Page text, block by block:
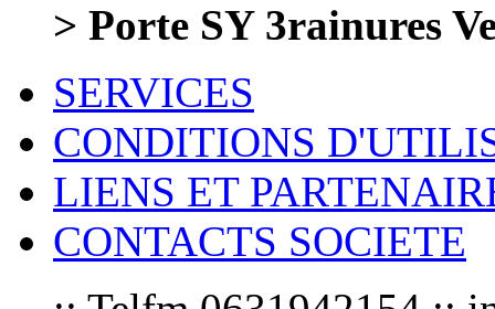
> Porte SY 3rainures
SERVICES
CONDITIONS
LIENS ET
CONTACTS SOCIETE